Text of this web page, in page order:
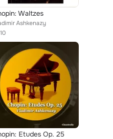
Waltzes
Ashkenazy
Etudes Op. 25